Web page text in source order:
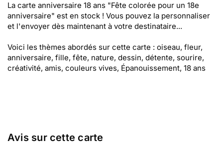
La carte anniversaire 18 ans "Fête colorée pour un 18e
anniversaire" est en stock ! Vous pouvez la personnaliser
et l'envoyer dès maintenant à votre destinataire...
Voici les thèmes abordés sur cette carte : oiseau, fleur,
anniversaire, fille, fête, nature, dessin, détente, sourire,
créativité, amis, couleurs vives, Épanouissement, 18 ans
Avis sur cette carte